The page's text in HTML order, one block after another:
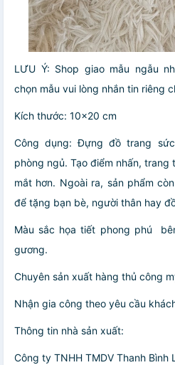
LƯU Ý: Shop giao mẫu ngẫu
chọn mẫu vui lòng nhắn tin riêng
Kích thước: 10x20 cm
Công dụng: Đựng đồ trang
phòng ngủ. Tạo điểm nhấn,
mắt hơn. Ngoài ra, sản phẩm
để tặng bạn bè, người thân hay
Màu sắc họa tiết phong phú
gương.
Chuyên sản xuất hàng thủ công
Nhận gia công theo yêu cầu
Thông tin nhà sản xuất:
Công ty TNHH TMDV Thanh Bình